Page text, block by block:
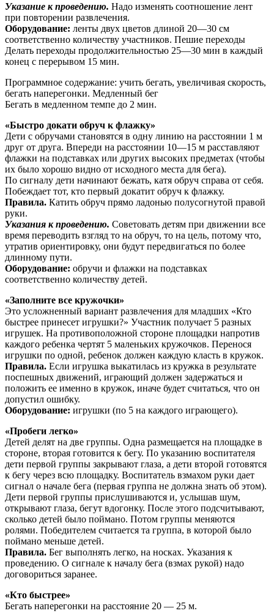
Указание к проведению. Надо изменять соотношение лент
при повторении развлечения.
Оборудование: ленты двух цветов длиной 20—30 см
соответственно количеству участников. Пешие переходы
Делать переходы продолжительностью 25—30 мин в каждый
конец с перерывом 15 мин.
Программное содержание: учить бегать, увеличивая скорость,
бегать наперегонки. Медленный бег
Бегать в медленном темпе до 2 мин.
«Быстро докати обруч к флажку»
Дети с обручами становятся в одну линию на расстоянии 1 м
друг от друга. Впереди на расстоянии 10—15 м расставляют
флажки на подставках или других высоких предметах (чтобы
их было хорошо видно от исходного места для бега).
По сигналу дети начинают бежать, катя обруч справа от себя.
Побеждает тот, кто первый докатит обруч к флажку.
Правила. Катить обруч прямо ладонью полусогнутой правой
руки.
Указания к проведению. Советовать детям при движе­нии все
время переводить взгляд то на обруч, то на цель, потому что,
утратив ориентировку, они будут пере­двигаться по более
длинному пути.
Оборудование: обручи и флажки на подставках
соответственно количеству детей.
«Заполните все кружочки»
Это усложненный вариант развлечения для младших «Кто
быстрее принесет игрушки?» Участник получает 5 разных
игрушек. На противоположной стороне площадки напротив
каждого ребенка чертят 5 маленьких кружоч­ков. Перенося
игрушки по одной, ребенок должен каждую класть в кружок.
Правила. Если игрушка выкатилась из кружка в результате
поспешных движений, играющий должен за­держаться и
положить ее именно в кружок, иначе будет считаться, что он
допустил ошибку.
Оборудование: игрушки (по 5 на каждого играющего).
«Пробеги легко»
Детей делят на две группы. Одна размещается на площадке в
стороне, вторая готовится к бегу. По указанию воспитателя
дети первой группы закрывают глаза, а дети второй готовятся
к бегу через всю площадку. Воспитатель взмахом руки дает
сигнал о начале бега (первая группа не должна знать об этом).
Дети первой группы прислу­шиваются и, услышав шум,
открывают глаза, бегут вдо­гонку. После этого подсчитывают,
сколько детей было поймано. Потом группы меняются
ролями. Победителем считается та группа, в которой было
поймано меньше детей.
Правила. Бег выполнять легко, на носках. Указания к
проведению. О сигнале к началу бега (взмах рукой) надо
договориться заранее.
«Кто быстрее»
Бегать наперегонки на расстояние 20 — 25 м.